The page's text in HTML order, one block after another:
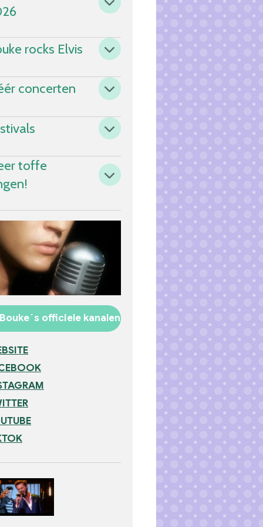
rocks Elvis
concerten
toffe
Bouke´s officiele kanalen